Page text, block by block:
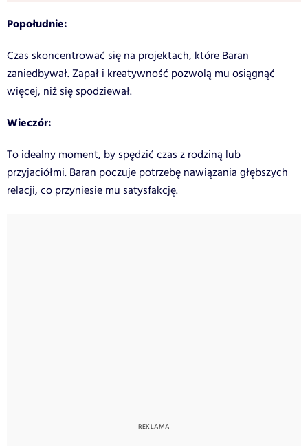
Popołudnie:
Czas skoncentrować się na projektach, które Baran
zaniedbywał. Zapał i kreatywność pozwolą mu osiągnąć
więcej, niż się spodziewał.
Wieczór:
To idealny moment, by spędzić czas z rodziną lub
przyjaciółmi. Baran poczuje potrzebę nawiązania głębszych
relacji, co przyniesie mu satysfakcję.